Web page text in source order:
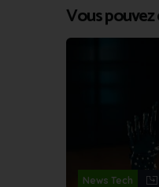
Vous
News Tech